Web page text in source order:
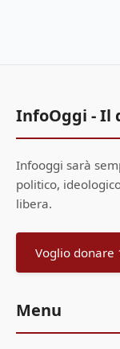
InfoOggi - Il
Infooggi sarà
politico,
libera.
Voglio donare
Menu